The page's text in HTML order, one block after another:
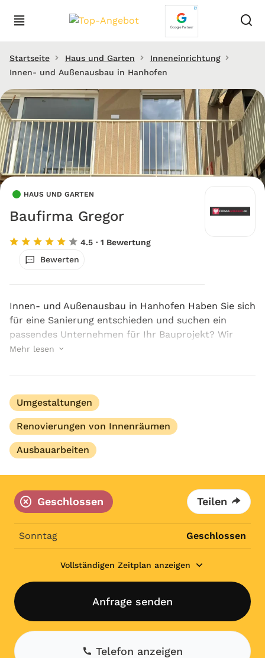
Startseite Haus und Garten
Inneneinrichtung
Innen- und Außenausbau in Hanhofen
HAUS UND GARTEN
Baufirma Gregor
4.5 · 1 Bewertung
Bewerten
Innen- und Außenausbau in Hanhofen Haben Sie sich
für eine Sanierung entschieden und suchen ein
passendes Unternehmen für Ihr Bauprojekt? Wir
haben den passenden Anbieter für Sie! Baufirma
Mehr lesen
Umgestaltungen
Renovierungen von Innenräumen
Ausbauarbeiten
Geschlossen Teilen
Sonntag Geschlossen
Vollständigen Zeitplan anzeigen
Anfrage senden
Telefon anzeigen